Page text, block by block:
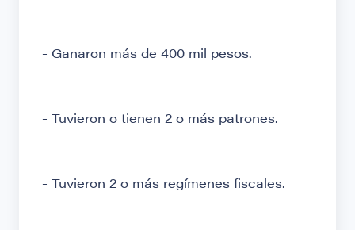
- Ganaron más de 400 mil pesos.
- Tuvieron o tienen 2 o más patrones.
- Tuvieron 2 o más regímenes fiscales.